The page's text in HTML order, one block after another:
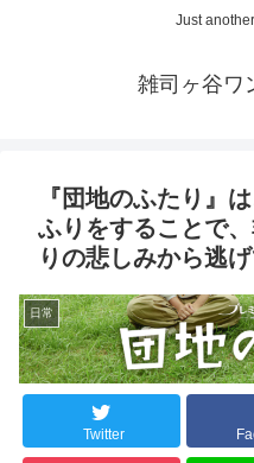
Just
雑司ヶ谷ワ
『団地のふたり』
ふりをすることで
りの悲しみから逃
日常
Twitter